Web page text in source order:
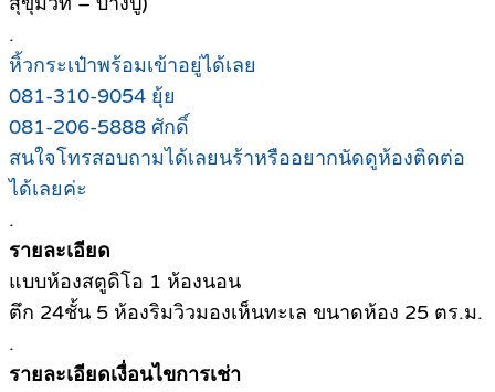
.
หิ้วกระเป๋าพร้อมเข้าอยู่ได้เลย
081-310-9054 ยุ้ย
081-206-5888 ศักดิ์
สนใจโทรสอบถามได้เลยนร้าหรืออยากนัดดูห้องติดต่อ
ได้เลยค่ะ
.
รายละเอียด
แบบห้องสตูดิโอ 1 ห้องนอน
ตึก 24ชั้น 5 ห้องริมวิวมองเห็นทะเล ขนาดห้อง 25 ตร.ม.
.
รายละเอียดเงื่อนไขการเช่า